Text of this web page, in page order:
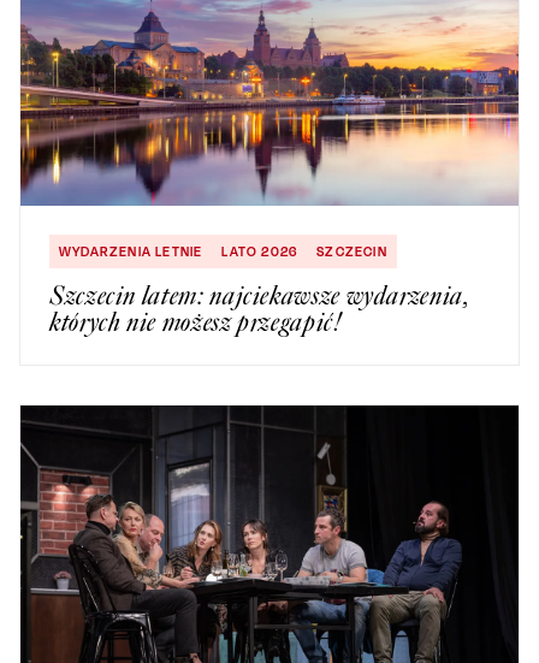
WYDARZENIA LETNIE LATO 2026 SZCZECIN
Szczecin latem: najciekawsze wydarzenia,
których nie możesz przegapić!